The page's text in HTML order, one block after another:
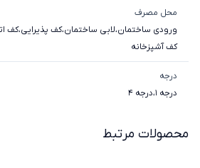
محل مصرف
ورودی ساختمان،لابی ساختمان،کف پذیرایی،کف
کف آشپزخانه
درجه
درجه 1 ،درجه 4
محصولات مرتبط